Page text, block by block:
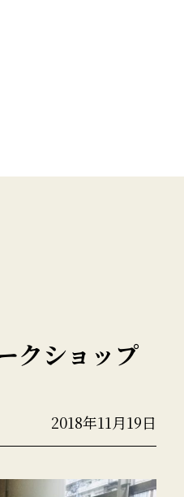
クショップ
2018年11月19日